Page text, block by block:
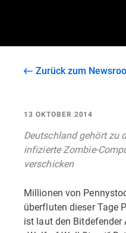
Zurück zum
13 OKTOBER 2014
Deutschland gehört zu
infizierte Zombie-
verschicken
Millionen von
überfluten dieser Tage
ist laut den Bitdefender